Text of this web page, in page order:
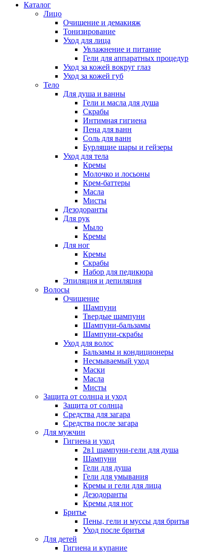
Каталог
Лицо
Очищение и демакияж
Тонизирование
Уход для лица
Увлажнение и питание
Гели для аппаратных процедур
Уход за кожей вокруг глаз
Уход за кожей губ
Тело
Для душа и ванны
Гели и масла для душа
Скрабы
Интимная гигиена
Пена для ванн
Соль для ванн
Бурлящие шары и гейзеры
Уход для тела
Кремы
Молочко и лосьоны
Крем-баттеры
Масла
Мисты
Дезодоранты
Для рук
Мыло
Кремы
Для ног
Кремы
Скрабы
Набор для педикюра
Эпиляция и депиляция
Волосы
Очищение
Шампуни
Твердые шампуни
Шампуни-бальзамы
Шампуни-скрабы
Уход для волос
Бальзамы и кондиционеры
Несмываемый уход
Маски
Масла
Мисты
Защита от солнца и уход
Защита от солнца
Средства для загара
Средства после загара
Для мужчин
Гигиена и уход
2в1 шампуни-гели для душа
Шампуни
Гели для душа
Гели для умывания
Кремы и гели для лица
Дезодоранты
Кремы для ног
Бритье
Пены, гели и муссы для бритья
Уход после бритья
Для детей
Гигиена и купание